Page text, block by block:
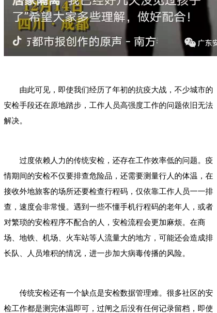
由此可见，即使我们经历了年初的抗疫大战，不少城市的
安检手段还在原地踏步，工作人员高强度工作的问题依旧无法
解决。
过度依赖人力的传统安检，还存在工作效率低的问题。疫
情期间的安检不仅要排查危险品，还需要测量行人的体温，在
接收外地旅客的场所还要检查行程码，仅依靠工作人员一一排
查，速度会非常慢。遇到一些不懂手机行程码的老年人，或者
对繁琐的安检程序不配合的人，安检流程会更加麻烦。在商
场、地铁、机场、火车站等人流量大的地方，可能还会造成排
长队、人员堆积的情况，进一步加大病毒传播的风险。
传统安检还有一个缺点是安检数据管理难。很多社区的安
检工作都是测完体温即可，过闸之后没有任何记录留档，即使